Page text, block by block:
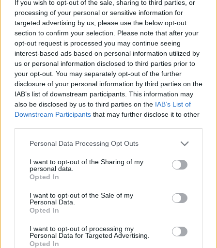
If you wish to opt-out of the sale, sharing to third parties, or
processing of your personal or sensitive information for
targeted advertising by us, please use the below opt-out
section to confirm your selection. Please note that after your
opt-out request is processed you may continue seeing
interest-based ads based on personal information utilized by
us or personal information disclosed to third parties prior to
your opt-out. You may separately opt-out of the further
disclosure of your personal information by third parties on the
IAB’s list of downstream participants. This information may
also be disclosed by us to third parties on the IAB’s List of
Downstream Participants that may further disclose it to other
Personal Data Processing Opt Outs
I want to opt-out of the Sharing of my
personal data.
Opted In
I want to opt-out of the Sale of my
Personal Data.
Opted In
I want to opt-out of processing my
Personal Data for Targeted Advertising.
Opted In
ιδέα που είχε για τον γάμο της – «Δεν θα το
ξαναέκανα»
CELEBRITIES
Άριελ Κωνσταντινίδη: «Κανείς δεν μπορεί να
καταλάβει τι έχει ζήσει ο Γιάννης
Παπαμιχαήλ»